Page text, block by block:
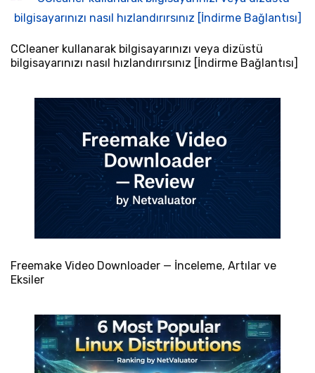
CCleaner kullanarak bilgisayarınızı veya dizüstü
bilgisayarınızı nasıl hızlandırırsınız [İndirme Bağlantısı]
Freemake Video Downloader — İnceleme, Artılar ve
Eksiler